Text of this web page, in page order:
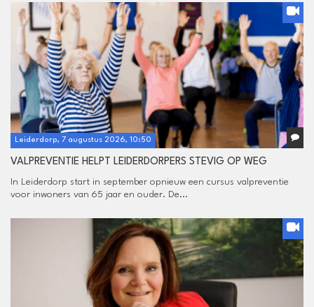
Leiderdorp, 7 augustus 2026, 10:50
VALPREVENTIE HELPT LEIDERDORPERS STEVIG OP WEG
In Leiderdorp start in september opnieuw een cursus valpreventie
voor inwoners van 65 jaar en ouder. De...